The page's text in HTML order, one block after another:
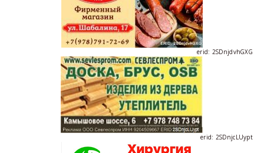
erid: 2SDnjdvhGXG
erid: 2SDnjcLUypt